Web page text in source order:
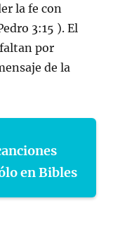
la fe con
3:15 ). El
por
de la
en Bibles